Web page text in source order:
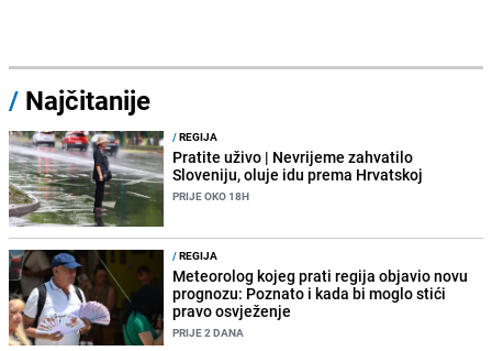
/ Najčitanije
/REGIJA
Pratite uživo | Nevrijeme zahvatilo
Sloveniju, oluje idu prema Hrvatskoj
PRIJE OKO 18H
/REGIJA
Meteorolog kojeg prati regija objavio novu
prognozu: Poznato i kada bi moglo stići
pravo osvježenje
PRIJE 2 DANA